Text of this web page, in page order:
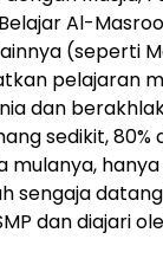
Al-
(seperti
pelajaran
dan
sedikit, 80%
mulanya,
sengaja
dan diajari